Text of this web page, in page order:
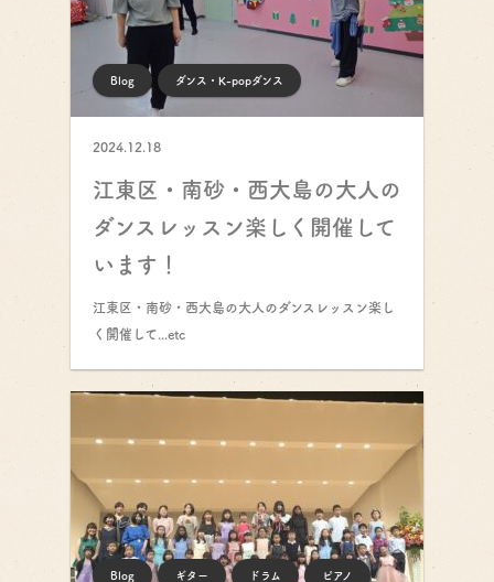
Blog ダンス・K-popダンス
2024.12.18
江東区・南砂・西大島の大人の
ダンスレッスン楽しく開催して
います！
江東区・南砂・西大島の大人のダンスレッスン楽し
く開催して...etc
Blog ギター ドラム ピアノ